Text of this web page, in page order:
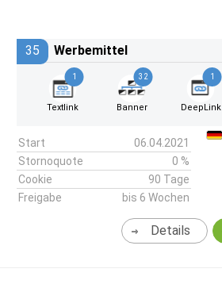
35 Werbemittel
1
Textlink
32
Banner
1
DeepLink
Start
06.04.2021
Stornoquote
0 %
Cookie
90 Tage
Freigabe
bis 6 Wochen
Details